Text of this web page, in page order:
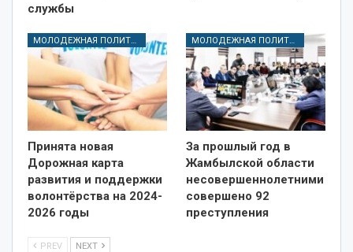
службы
МОЛОДЕЖНАЯ ПОЛИТИКА
Принята новая
Дорожная карта
развития и поддержки
волонтёрства на 2024-
2026 годы
МОЛОДЕЖНАЯ ПОЛИТИКА
За прошлый год в
Жамбылской области
несовершеннолетними
совершено 92
преступления
PREV NEXT